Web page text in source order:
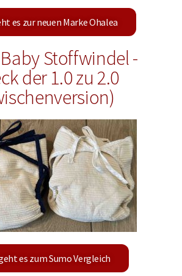
es zur neuen Marke Ohalea
Stoffwindel -
der 1.0 zu 2.0
es zum Sumo Vergleich